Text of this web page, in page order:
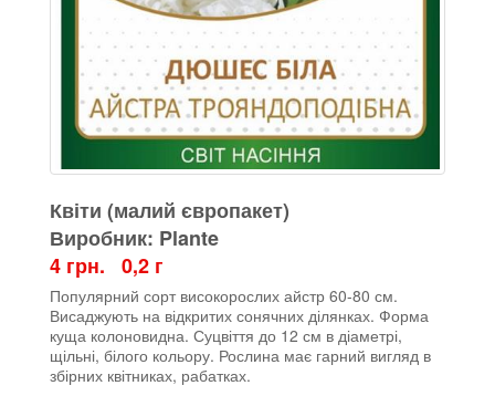
Квіти (малий європакет)
Виробник: Plante
4 грн. 0,2 г
Популярний сорт високорослих айстр 60-80 см.
Висаджують на відкритих сонячних ділянках. Форма
куща колоновидна. Суцвіття до 12 см в діаметрі,
щільні, білого кольору. Рослина має гарний вигляд в
збірних квітниках, рабатках.